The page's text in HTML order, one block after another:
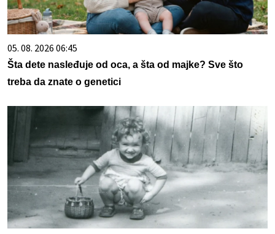
05. 08. 2026 06:45
Šta dete nasleđuje od oca, a šta od majke? Sve što
treba da znate o genetici